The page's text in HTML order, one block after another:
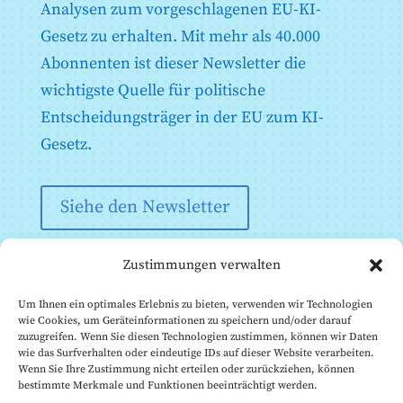
Zustimmungen verwalten
Um Ihnen ein optimales Erlebnis zu bieten, verwenden wir Technologien
wie Cookies, um Geräteinformationen zu speichern und/oder darauf
zuzugreifen. Wenn Sie diesen Technologien zustimmen, können wir Daten
wie das Surfverhalten oder eindeutige IDs auf dieser Website verarbeiten.
Wenn Sie Ihre Zustimmung nicht erteilen oder zurückziehen, können
bestimmte Merkmale und Funktionen beeinträchtigt werden.
Systemen in Bezug auf die Prüfung unter realen
Großsysteme im Bereich Freiheit, Sicherheit und
Recht
Anhang XI: Technische Dokumentation gemäß Artikel
53 Absatz 1 Buchstabe a) - Technische
Dokumentation für Anbieter von KI-Modellen für
allgemeine Zwecke
für Anbieter von AI-Modellen für allgemeine Zwecke
an nachgeschaltete Anbieter, die das Modell in ihr AI-
System integrieren
Anhang XIII: Kriterien für die Benennung von KI-
Risiko gemäß Artikel 51
Analysen zum vorgeschlagenen EU-KI-
Gesetz zu erhalten. Mit mehr als 40.000
Abonnenten ist dieser Newsletter die
wichtigste Quelle für politische
Entscheidungsträger in der EU zum KI-
Gesetz.
Siehe den Newsletter